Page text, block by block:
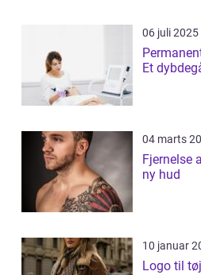
06 juli 2025
Et
04 marts
Fjernelse
ny hud
10 januar
Logo til